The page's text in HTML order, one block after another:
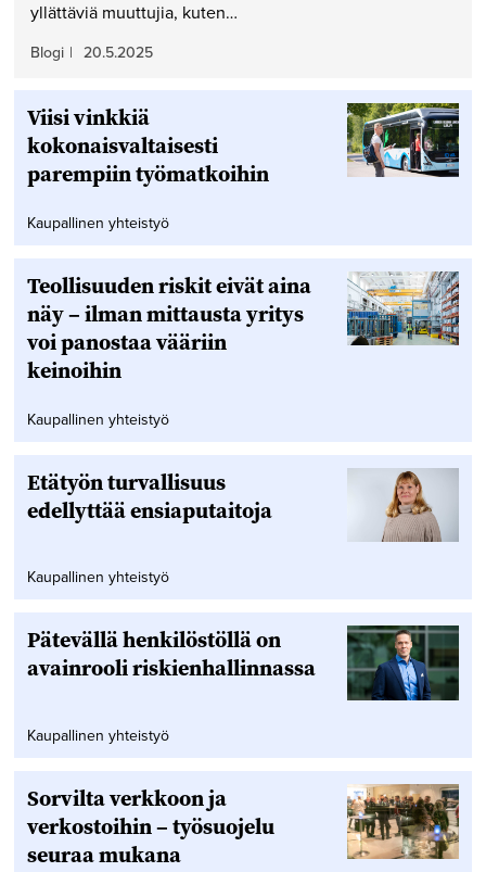
yllättäviä muuttujia, kuten…
Blogi | 20.5.2025
Viisi vinkkiä
kokonaisvaltaisesti
parempiin työmatkoihin
Kaupallinen yhteistyö
Teollisuuden riskit eivät aina
näy – ilman mittausta yritys
voi panostaa vääriin
keinoihin
Kaupallinen yhteistyö
Etätyön turvallisuus
edellyttää ensiaputaitoja
Kaupallinen yhteistyö
Pätevällä henkilöstöllä on
avainrooli riskienhallinnassa
Kaupallinen yhteistyö
Sorvilta verkkoon ja
verkostoihin – työsuojelu
seuraa mukana